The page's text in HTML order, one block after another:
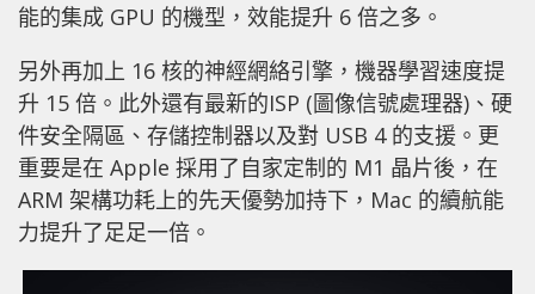
能的集成 GPU 的機型，效能提升 6 倍之多。
另外再加上 16 核的神經網絡引擎，機器學習速度提
升 15 倍。此外還有最新的ISP (圖像信號處理器)、硬
件安全隔區、存儲控制器以及對 USB 4 的支援。更
重要是在 Apple 採用了自家定制的 M1 晶片後，在
ARM 架構功耗上的先天優勢加持下，Mac 的續航能
力提升了足足一倍。